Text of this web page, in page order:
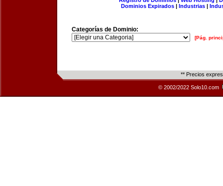
Dominios Expirados | Industrias |
Categorías de Dominio:
[Pág.
** Precios
© 2002/2022 Solo10.com